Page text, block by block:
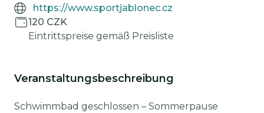
https://www.sportjablonec.cz
120 CZK
Eintrittspreise gemäß Preisliste
Veranstaltungsbeschreibung
Schwimmbad geschlossen – Sommerpause